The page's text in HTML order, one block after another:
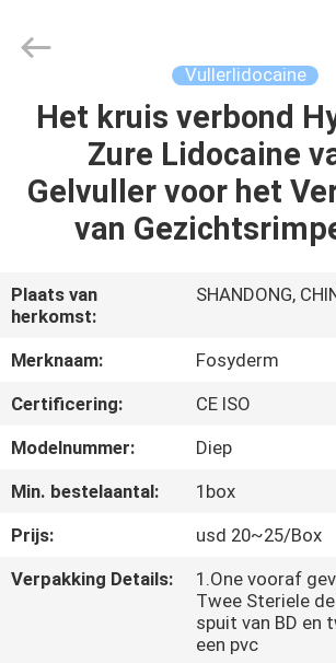
HUIS
PRODUCTEN
ONS
FABRIEKSTOCHT
KWALITEITSCONTROLE
NEEM
CONTACT
MET
Trading
Vullerlidocaine
Het kruis verbond
Zure Lidocaine
Gelvuller voor het
van
Plaats van
herkomst:
SHANDONG,
Merknaam:
Fosyderm
Certificering:
CE ISO
Modelnummer:
Diep
Min. bestelaantal:
1box
Prijs:
usd 20~25/Box
Verpakking Details:
1.One vooraf
Twee Steriele
spuit van BD en
een pvc